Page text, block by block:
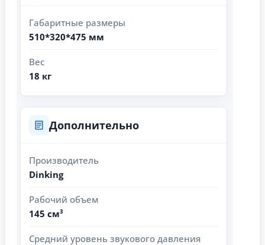
Габаритные размеры
510*320*475 мм
Вес
18 кг
Дополнительно
Производитель
Dinking
Рабочий объем
145 см³
Средний уровень звукового давления